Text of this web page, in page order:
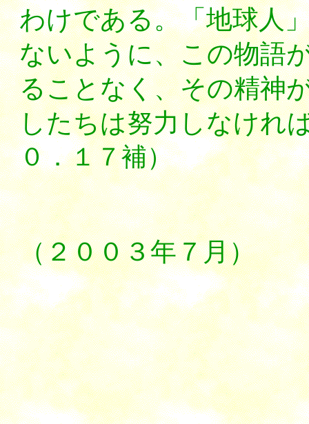
わけである。「地球人
ないように、この物語
ることなく、その精神
したちは努力しなけれ
０．１７補）
（２００３年７月）